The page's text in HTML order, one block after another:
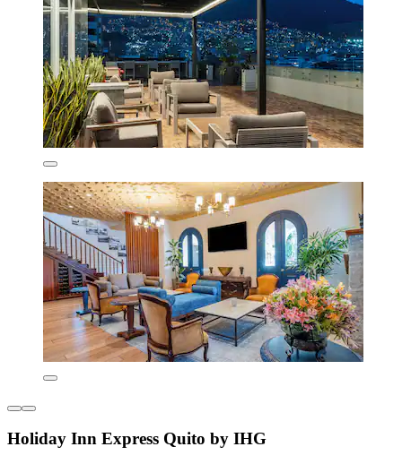
Holiday Inn Express Quito by IHG